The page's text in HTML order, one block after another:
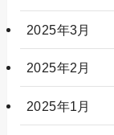
2025年3月
2025年2月
2025年1月